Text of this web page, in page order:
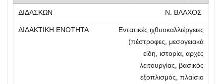
Ν. ΒΛΑΧΟΣ
Εντατικές ιχθυοκαλλιέργειες
(πέστροφες, μεσογειακά
είδη, ιστορία, αρχές
λειτουργίας, βασικός
εξοπλισμός, πλαίσιο